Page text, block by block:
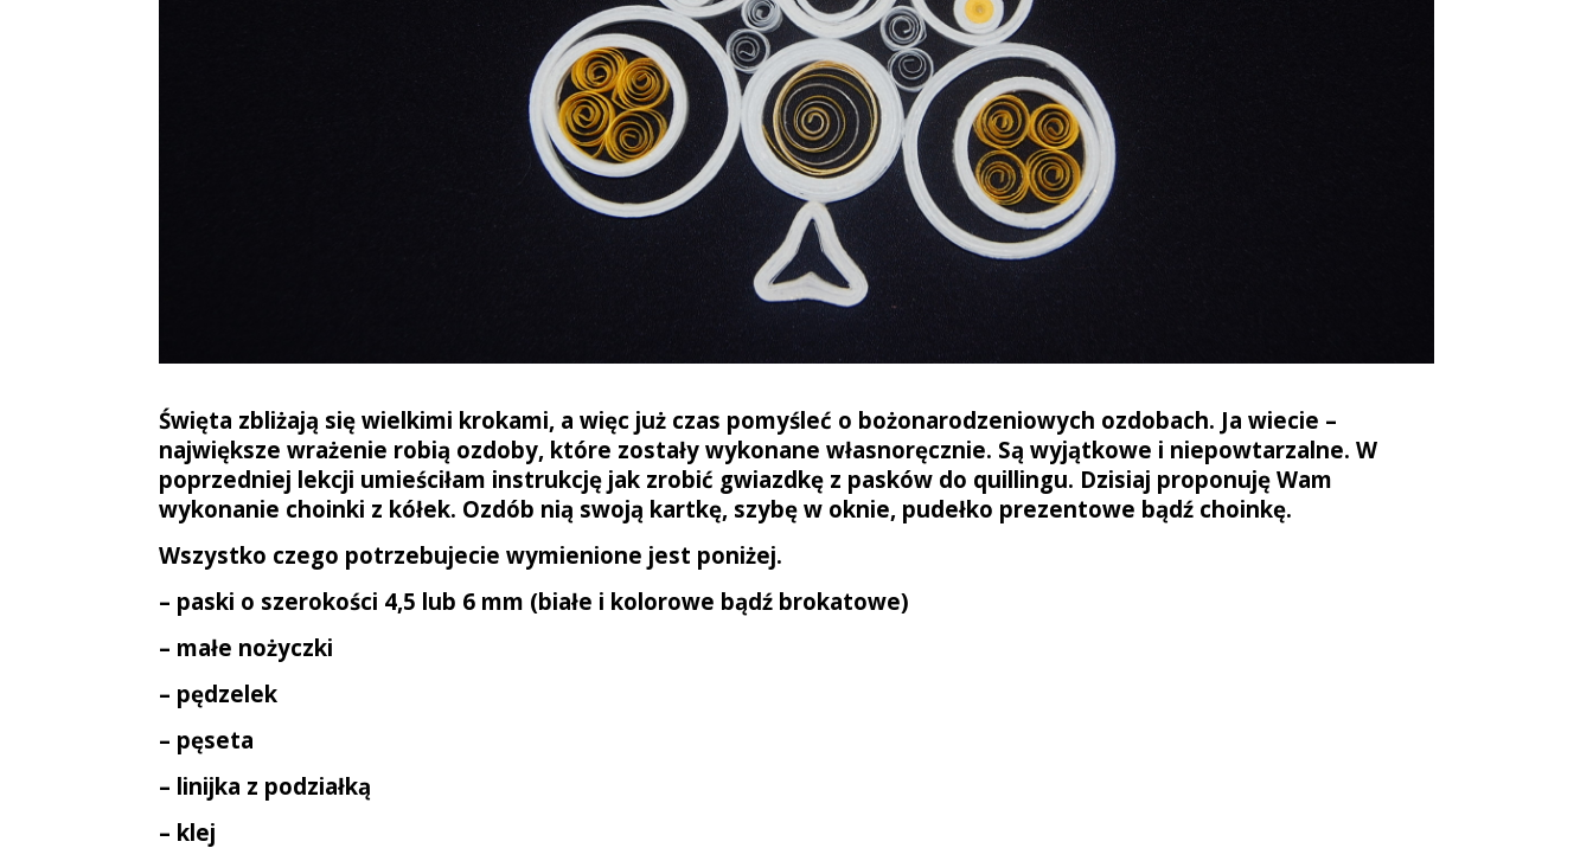
Święta zbliżają się wielkimi krokami, a więc już czas pomyśleć o bożonarodzeniowych ozdobach. Ja wiecie –
największe wrażenie robią ozdoby, które zostały wykonane własnoręcznie. Są wyjątkowe i niepowtarzalne.W
poprzedniej lekcji umieściłam instrukcję jak zrobić gwiazdkę z pasków do quillingu. Dzisiaj proponuję Wam
wykonanie choinki z kółek. Ozdób nią swoją kartkę, szybę w oknie, pudełko prezentowe bądź choinkę.
Wszystko czego potrzebujecie wymienione jest poniżej.
– paski o szerokości 4,5 lub 6 mm (białe i kolorowe bądź brokatowe)
– małe nożyczki
– pędzelek
– pęseta
– linijka z podziałką
– klej